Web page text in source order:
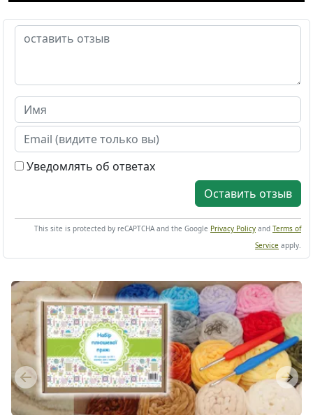
Уведомлять об ответах
Оставить отзыв
This site is protected by reCAPTCHA and the Google Privacy Policy and Terms of
Service apply.
Previous Next